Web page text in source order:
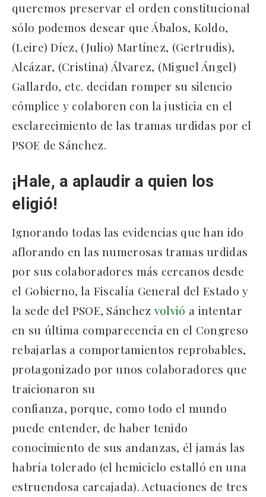
queremos preservar el orden constitucional
sólo podemos desear que Ábalos, Koldo,
(Leire) Díez, (Julio) Martínez, (Gertrudis),
Alcázar, (Cristina) Álvarez, (Miguel Ángel)
Gallardo, etc. decidan romper su silencio
cómplice y colaboren con la justicia en el
esclarecimiento de las tramas urdidas por el
PSOE de Sánchez.
¡Hale, a aplaudir a quien los
eligió!
Ignorando todas las evidencias que han ido
aflorando en las numerosas tramas urdidas
por sus colaboradores más cercanos desde
el Gobierno, la Fiscalía General del Estado y
la sede del PSOE, Sánchez volvió a intentar
en su última comparecencia en el Congreso
rebajarlas a comportamientos reprobables,
protagonizado por unos colaboradores que
traicionaron su
confianza, porque, como todo el mundo
puede entender, de haber tenido
conocimiento de sus andanzas, él jamás las
habría tolerado (el hemiciclo estalló en una
estruendosa carcajada). Actuaciones de tres